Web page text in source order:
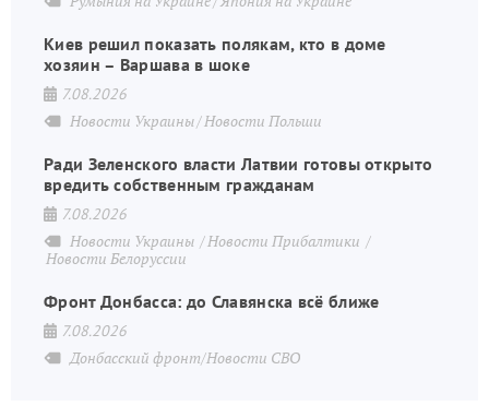
Киев решил показать полякам, кто в доме
хозяин – Варшава в шоке
7.08.2026
Новости Украины Новости Польши
Ради Зеленского власти Латвии готовы открыто
вредить собственным гражданам
7.08.2026
Новости Украины
Новости Прибалтики
Новости Белоруссии
Фронт Донбасса: до Славянска всё ближе
7.08.2026
Донбасский фронт/Новости СВО